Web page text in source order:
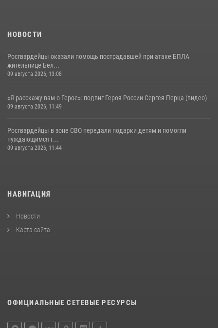
НОВОСТИ
Росгвардейцы оказали помощь пострадавшей при атаке БПЛА
жительнице Бел...
09 августа 2026, 13:08
«Я расскажу вам о Герое»: подвиг Героя России Сергея Перца (видео)
09 августа 2026, 11:49
Росгвардейцы в зоне СВО передали подарки детям и помогли
нуждающимся г...
09 августа 2026, 11:44
НАВИГАЦИЯ
Новости
Карта сайта
ОФИЦИАЛЬНЫЕ СЕТЕВЫЕ РЕСУРСЫ